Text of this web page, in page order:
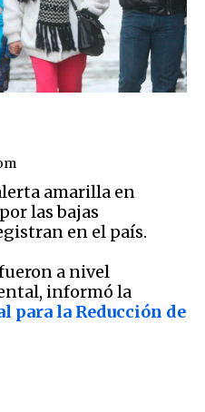
amarilla en
las bajas
en el país.
a nivel
informó la
para la Reducción de